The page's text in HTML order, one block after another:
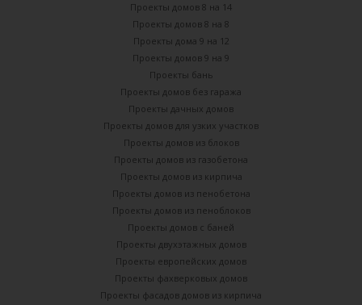
Проекты домов 8 на 14
Проекты домов 8 на 8
Проекты дома 9 на 12
Проекты домов 9 на 9
Проекты бань
Проекты домов без гаража
Проекты дачных домов
Проекты домов для узких участков
Проекты домов из блоков
Проекты домов из газобетона
Проекты домов из кирпича
Проекты домов из пенобетона
Проекты домов из пеноблоков
Проекты домов с баней
Проекты двухэтажных домов
Проекты европейских домов
Проекты фахверковых домов
Проекты фасадов домов из кирпича